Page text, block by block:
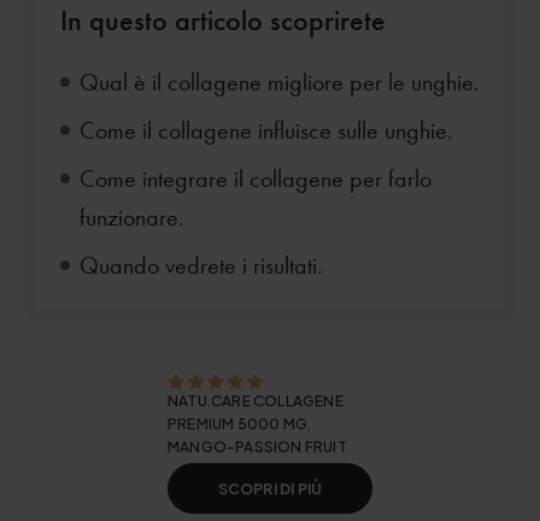
In questo articolo scoprirete
Qual è il collagene migliore per le unghie.
Come il collagene influisce sulle unghie.
Come integrare il collagene per farlo
funzionare.
Quando vedrete i risultati.
NATU.CARE COLLAGENE
PREMIUM 5000 MG,
MANGO-PASSION FRUIT
SCOPRI DI PIÙ